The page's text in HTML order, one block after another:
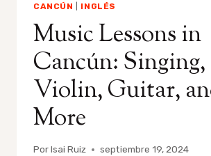
CANCÚN INGLÉS
Music Lessons in
Cancún: Singing,
Violin, Guitar,
More
PorIsai Ruiz septiembre 19, 2024